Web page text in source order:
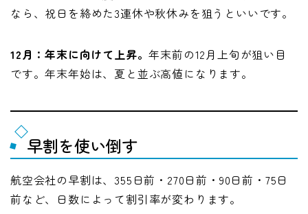
なら、祝日を絡めた3連休や秋休みを狙うといいです。
12月：年末に向けて上昇。年末前の12月上旬が狙い目
です。年末年始は、夏と並ぶ高値になります。
早割を使い倒す
航空会社の早割は、355日前・270日前・90日前・75日
前など、日数によって割引率が変わります。